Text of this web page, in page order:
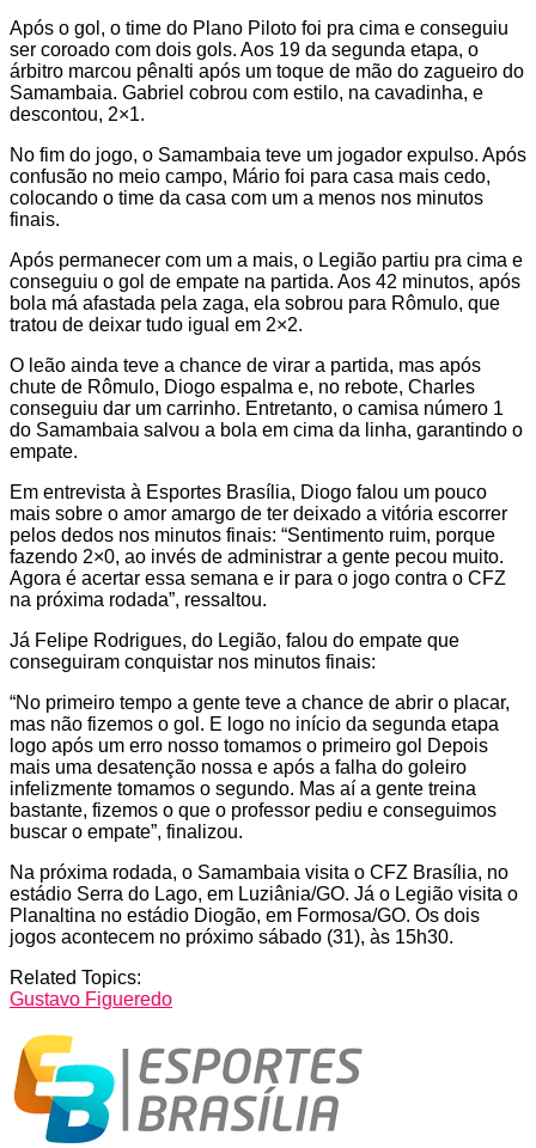
Após o gol, o time do Plano Piloto foi pra cima e conseguiu
ser coroado com dois gols. Aos 19 da segunda etapa, o
árbitro marcou pênalti após um toque de mão do zagueiro do
Samambaia. Gabriel cobrou com estilo, na cavadinha, e
descontou, 2×1.
No fim do jogo, o Samambaia teve um jogador expulso. Após
confusão no meio campo, Mário foi para casa mais cedo,
colocando o time da casa com um a menos nos minutos
finais.
Após permanecer com um a mais, o Legião partiu pra cima e
conseguiu o gol de empate na partida. Aos 42 minutos, após
bola má afastada pela zaga, ela sobrou para Rômulo, que
tratou de deixar tudo igual em 2×2.
O leão ainda teve a chance de virar a partida, mas após
chute de Rômulo, Diogo espalma e, no rebote, Charles
conseguiu dar um carrinho. Entretanto, o camisa número 1
do Samambaia salvou a bola em cima da linha, garantindo o
empate.
Em entrevista à Esportes Brasília, Diogo falou um pouco
mais sobre o amor amargo de ter deixado a vitória escorrer
pelos dedos nos minutos finais: “Sentimento ruim, porque
fazendo 2×0, ao invés de administrar a gente pecou muito.
Agora é acertar essa semana e ir para o jogo contra o CFZ
na próxima rodada”, ressaltou.
Já Felipe Rodrigues, do Legião, falou do empate que
conseguiram conquistar nos minutos finais:
“No primeiro tempo a gente teve a chance de abrir o placar,
mas não fizemos o gol. E logo no início da segunda etapa
logo após um erro nosso tomamos o primeiro gol Depois
mais uma desatenção nossa e após a falha do goleiro
infelizmente tomamos o segundo. Mas aí a gente treina
bastante, fizemos o que o professor pediu e conseguimos
buscar o empate”, finalizou.
Na próxima rodada, o Samambaia visita o CFZ Brasília, no
estádio Serra do Lago, em Luziânia/GO. Já o Legião visita o
Planaltina no estádio Diogão, em Formosa/GO. Os dois
jogos acontecem no próximo sábado (31), às 15h30.
Related Topics:
Gustavo Figueredo